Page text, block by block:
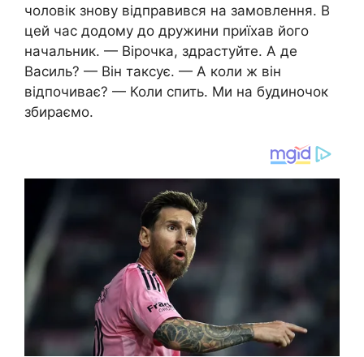
чоловік знову відправився на замовлення. В
цей час додому до дружини приїхав його
начальник. — Вірочка, здрастуйте. А де
Василь? — Він таксує. — А коли ж він
відпочиває? — Коли спить. Ми на будиночок
збираємо.